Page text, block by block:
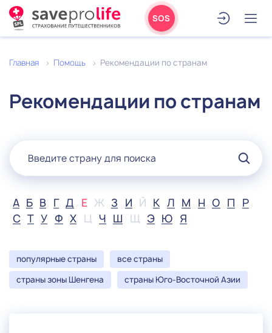
SOS
Главная Помощь Рекомендации по странам
Рекомендации по странам
А Б В Г Д Е Ж З И Й К Л М Н О П
Р
С Т У Ф Х Ц Ч Ш Щ Э Ю Я
популярные страны
все страны
страны зоны Шенгена
страны Юго-Восточной Азии